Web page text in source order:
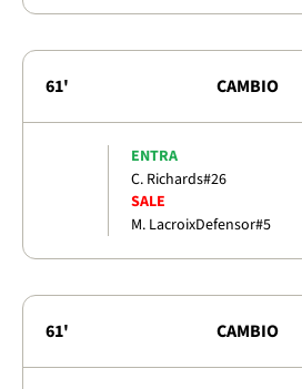
61' CAMBIO
ENTRA
C. Richards#26
SALE
M. LacroixDefensor#5
61' CAMBIO